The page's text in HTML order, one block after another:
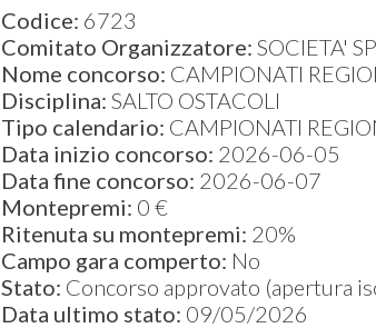
Codice: 6723
Comitato Organizzatore: SOCIETA'
Nome concorso: CAMPIONATI
Disciplina: SALTO OSTACOLI
Tipo calendario: CAMPIONATI
Data inizio concorso: 2026-06-05
Data fine concorso: 2026-06-07
Montepremi: 0 €
Ritenuta su montepremi: 20%
Campo gara comperto: No
Stato: Concorso approvato (apertura
Data ultimo stato: 09/05/2026